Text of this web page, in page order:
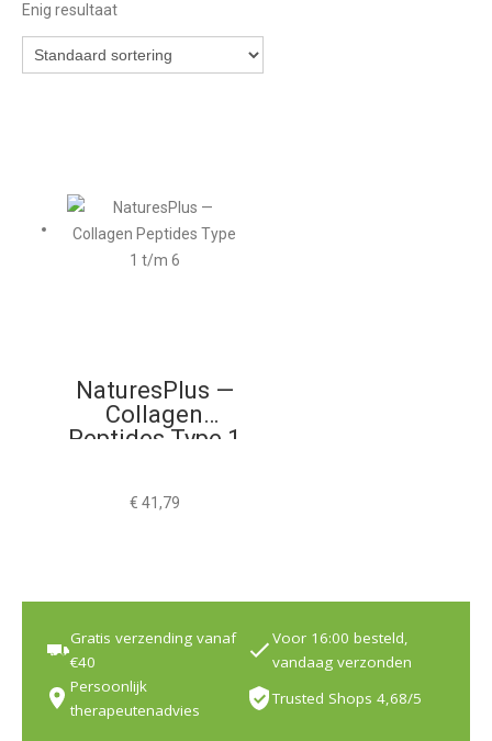
Enig resultaat
NaturesPlus —
Collagen
Peptides Type 1
€ 41,79
Gratis verzending vanaf
€40
Voor 16:00 besteld,
vandaag verzonden
Persoonlijk
therapeutenadvies
Trusted Shops 4,68/5